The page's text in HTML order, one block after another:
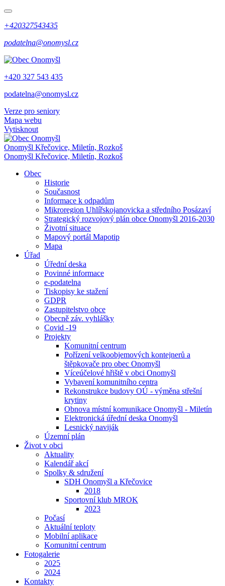
+420327543435
podatelna@onomysl.cz
+420 327 543 435
podatelna@onomysl.cz
Verze pro seniory
Mapa webu
Vytisknout
Onomyšl Křečovice, Miletín, Rozkoš
Onomyšl Křečovice, Miletín, Rozkoš
Obec
Historie
Současnost
Informace k odpadům
Mikroregion Uhlířskojanovicka a středního Posázaví
Strategický rozvojový plán obce Onomyšl 2016-2030
Životní situace
Mapový portál Mapotip
Mapa
Úřad
Úřední deska
Povinné informace
e-podatelna
Tiskopisy ke stažení
GDPR
Zastupitelstvo obce
Obecně záv. vyhlášky
Covid -19
Projekty
Komunitní centrum
Pořízení velkoobjemových kontejnerů a
štěpkovače pro obec Onomyšl
Víceúčelové hřiště v obci Onomyšl
Vybavení komunitního centra
Rekonstrukce budovy OÚ - výměna střešní
krytiny
Obnova místní komunikace Onomyšl - Miletín
Elektronická úřední deska Onomyšl
Lesnický naviják
Územní plán
Život v obci
Aktuality
Kalendář akcí
Spolky & sdružení
SDH Onomyšl a Křečovice
2018
Sportovní klub MROK
2023
Počasí
Aktuální teploty
Mobilní aplikace
Komunitní centrum
Fotogalerie
2025
2024
Kontakty